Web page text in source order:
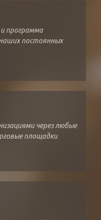
программа
постоянных
через любые
площадки